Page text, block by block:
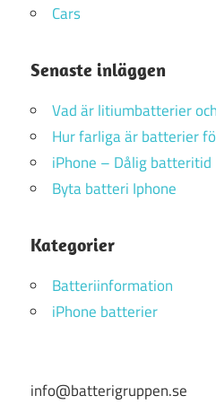
Cars
Senaste inläggen
Vad är litiumbatterier
Hur farliga är batterier
iPhone – Dålig batteritid
Byta batteri Iphone
Kategorier
Batteriinformation
iPhone batterier
info@batterigruppen.se